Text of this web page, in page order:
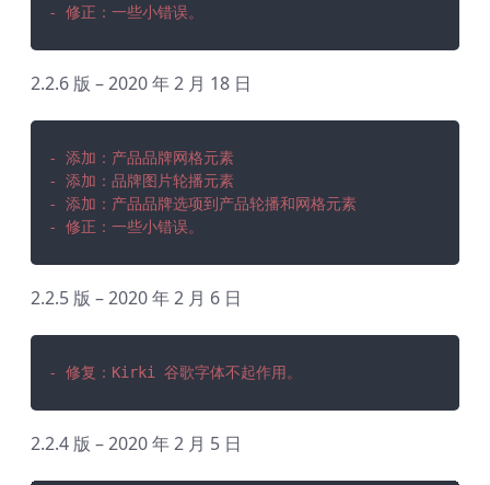
- 修正：一些小错误。
2.2.6 版 – 2020 年 2 月 18 日
- 添加：产品品牌网格元素
- 添加：品牌图片轮播元素
- 添加：产品品牌选项到产品轮播和网格元素
- 修正：一些小错误。
2.2.5 版 – 2020 年 2 月 6 日
- 修复：Kirki 谷歌字体不起作用。
2.2.4 版 – 2020 年 2 月 5 日